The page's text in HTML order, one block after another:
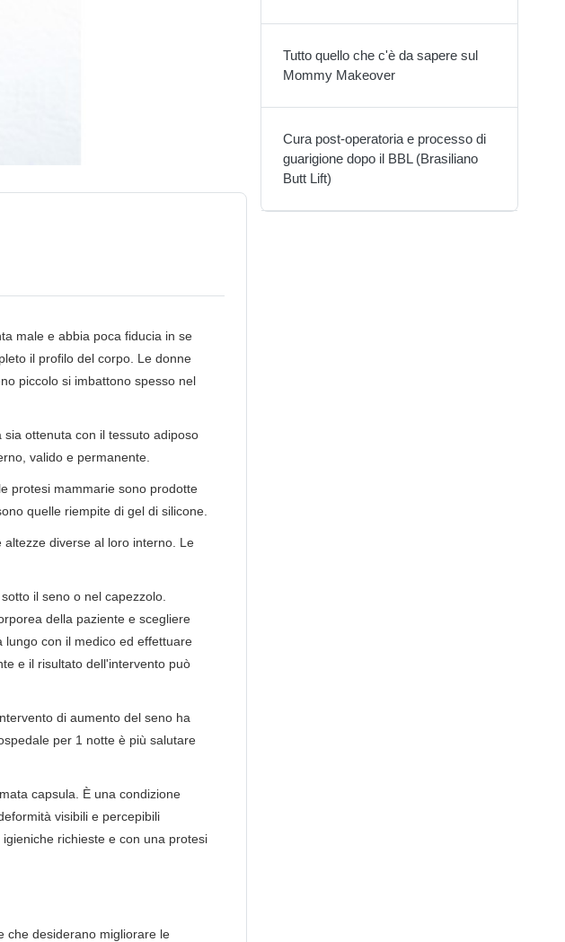
male e abbia poca fiducia in se
il profilo del corpo. Le donne
piccolo si imbattono spesso nel
ottenuta con il tessuto adiposo
valido e permanente.
protesi mammarie sono prodotte
quelle riempite di gel di silicone.
diverse al loro interno. Le
il seno o nel capezzolo.
della paziente e scegliere
con il medico ed effettuare
e il risultato dell'intervento può
di aumento del seno ha
per 1 notte è più salutare
capsula. È una condizione
visibili e percepibili
richieste e con una protesi
che desiderano migliorare le
Tutto quello che c'è da sapere sul
Mommy Makeover
Cura post-operatoria e processo di
guarigione dopo il BBL (Brasiliano
Butt Lift)